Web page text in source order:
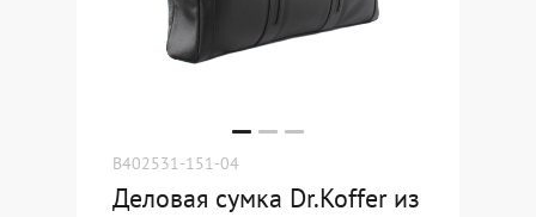
B402531-151-04
Деловая сумка Dr.Koffer из